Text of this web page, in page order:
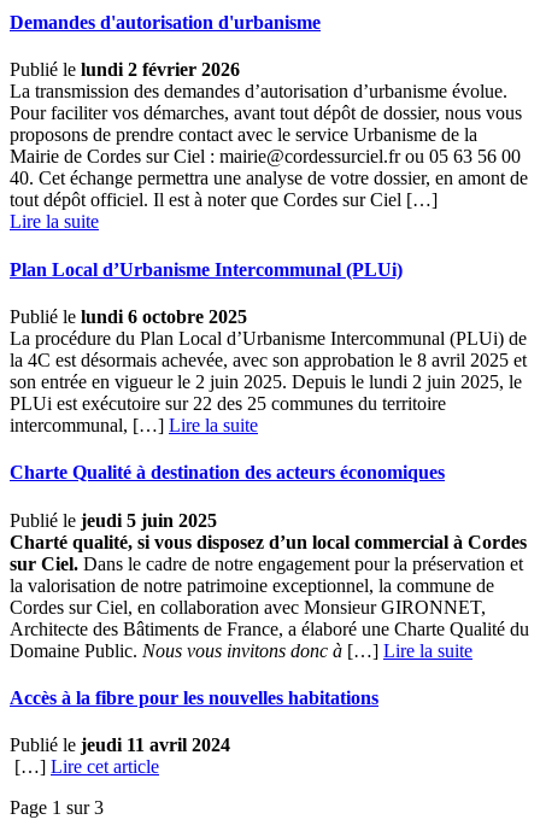
Demandes d'autorisation d'urbanisme
Publié le lundi 2 février 2026
La transmission des demandes d’autorisation d’urbanisme évolue.
Pour faciliter vos démarches, avant tout dépôt de dossier, nous vous
proposons de prendre contact avec le service Urbanisme de la
Mairie de Cordes sur Ciel : mairie@cordessurciel.fr ou 05 63 56 00
40. Cet échange permettra une analyse de votre dossier, en amont de
tout dépôt officiel. Il est à noter que Cordes sur Ciel […] ­
Lire la suite
Plan Local d’Urbanisme Intercommunal (PLUi)
Publié le lundi 6 octobre 2025
La procédure du Plan Local d’Urbanisme Intercommunal (PLUi) de
la 4C est désormais achevée, avec son approbation le 8 avril 2025 et
son entrée en vigueur le 2 juin 2025. Depuis le lundi 2 juin 2025, le
PLUi est exécutoire sur 22 des 25 communes du territoire
intercommunal, […] ­ Lire la suite
Charte Qualité à destination des acteurs économiques
Publié le jeudi 5 juin 2025
Charté qualité, si vous disposez d’un local commercial à Cordes
sur Ciel. Dans le cadre de notre engagement pour la préservation et
la valorisation de notre patrimoine exceptionnel, la commune de
Cordes sur Ciel, en collaboration avec Monsieur GIRONNET,
Architecte des Bâtiments de France, a élaboré une Charte Qualité du
Domaine Public. Nous vous invitons donc à […] ­ Lire la suite
Accès à la fibre pour les nouvelles habitations
Publié le jeudi 11 avril 2024
[…] Lire cet article
Page 1 sur 3